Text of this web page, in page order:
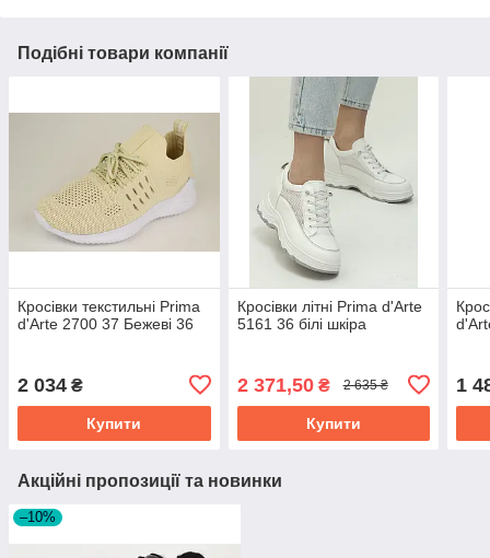
Подібні товари компанії
Кросівки текстильні Prima
d'Arte 2700 37 Бежеві 36
2 034 ₴
Купити
Кросівки літні Prima d'Arte
5161 36 білі шкіра
2 371,50₴ 2 635 ₴
Купити
1
Акційні пропозиції та новинки
–10%